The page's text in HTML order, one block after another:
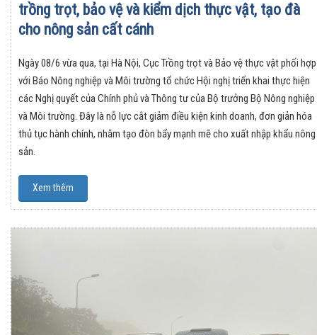
trồng trọt, bảo vệ và kiểm dịch thực vật, tạo đà
cho nông sản cất cánh
​Ngày 08/6 vừa qua, tại Hà Nội, Cục Trồng trọt và Bảo vệ thực vật phối hợp
với Báo Nông nghiệp và Môi trường tổ chức Hội nghị triển khai thực hiện
các Nghị quyết của Chính phủ và Thông tư của Bộ trưởng Bộ Nông nghiệp
và Môi trường. Đây là nỗ lực cắt giảm điều kiện kinh doanh, đơn giản hóa
thủ tục hành chính, nhằm tạo đòn bẩy mạnh mẽ cho xuất nhập khẩu nông
sản.
Xem thêm